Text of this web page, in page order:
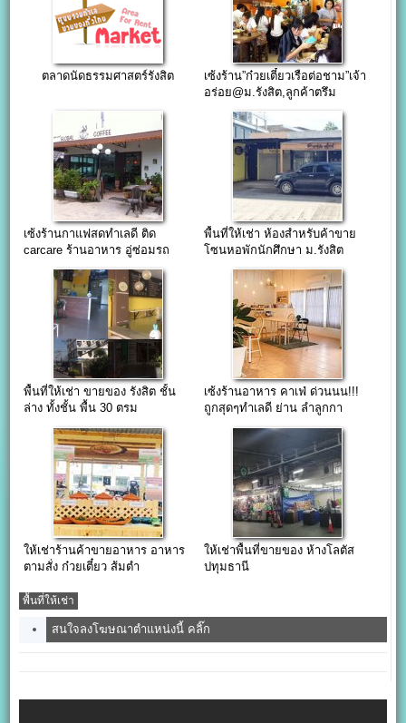
ตลาดนัดธรรมศาสตร์รังสิต
เซ้งร้าน”ก๋วยเตี๋ยวเรือต่อชาม”เจ้า
อร่อย@ม.รังสิต,ลูกค้าตรึม
เซ้งร้านกาแฟสดทำเลดี ติด
carcare ร้านอาหาร อู่ซ่อมรถ
พื้นที่ให้เช่า ห้องสำหรับค้าขาย
โซนหอพักนักศึกษา ม.รังสิต
พื้นที่ให้เช่า ขายของ รังสิต ชั้น
ล่าง ทั้งชั้น พื้น 30 ตรม
เซ้งร้านอาหาร คาเฟ่ ด่วนนน!!!
ถูกสุดๆทำเลดี ย่าน ลำลูกกา
ให้เช่าร้านค้าขายอาหาร อาหาร
ตามสั่ง ก๋วยเตี๋ยว ส้มตำ
ให้เช่าพื้นที่ขายของ ห้างโลตัส
ปทุมธานี
พื้นที่ให้เช่า
สนใจลงโฆษณาตำแหน่งนี้ คลิ๊ก